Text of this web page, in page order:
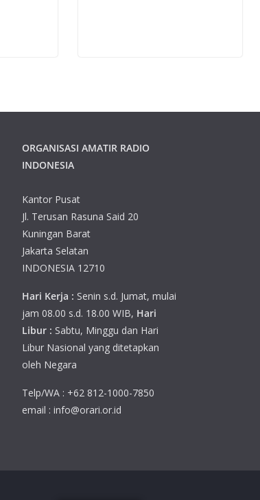
ORGANISASI AMATIR RADIO
INDONESIA
Kantor Pusat
Jl. Terusan Rasuna Said 20
Kuningan Barat
Jakarta Selatan
INDONESIA 12710
Hari Kerja : Senin s.d. Jumat, mulai
jam 08.00 s.d. 18.00 WIB, Hari
Libur : Sabtu, Minggu dan Hari
Libur Nasional yang ditetapkan
oleh Negara
Telp/WA : +62 812-1000-7850
email : info@orari.or.id